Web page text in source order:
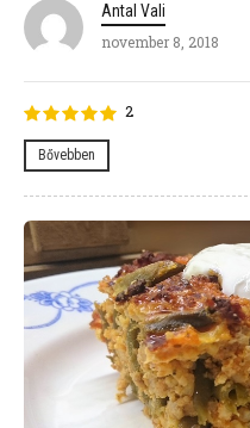
Antal Vali
november 8, 2018
2
Bővebben